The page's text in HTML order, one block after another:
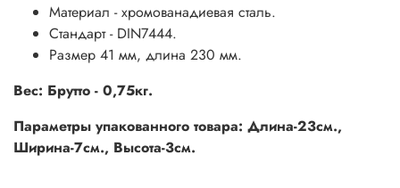
Материал - хромованадиевая сталь.
Стандарт - DIN7444.
Размер 41 мм, длина 230 мм.
Вес: Брутто - 0,75кг.
Параметры упакованного товара: Длина-23см.,
Ширина-7см., Высота-3см.